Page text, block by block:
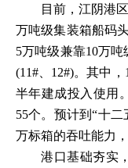
目前，江阴港
万吨级集装箱船码
5万吨级兼靠10万
(11#、12#)。其中
半年建成投入使用
55个。预计到“十
万标箱的吞吐能力
港口基础夯实